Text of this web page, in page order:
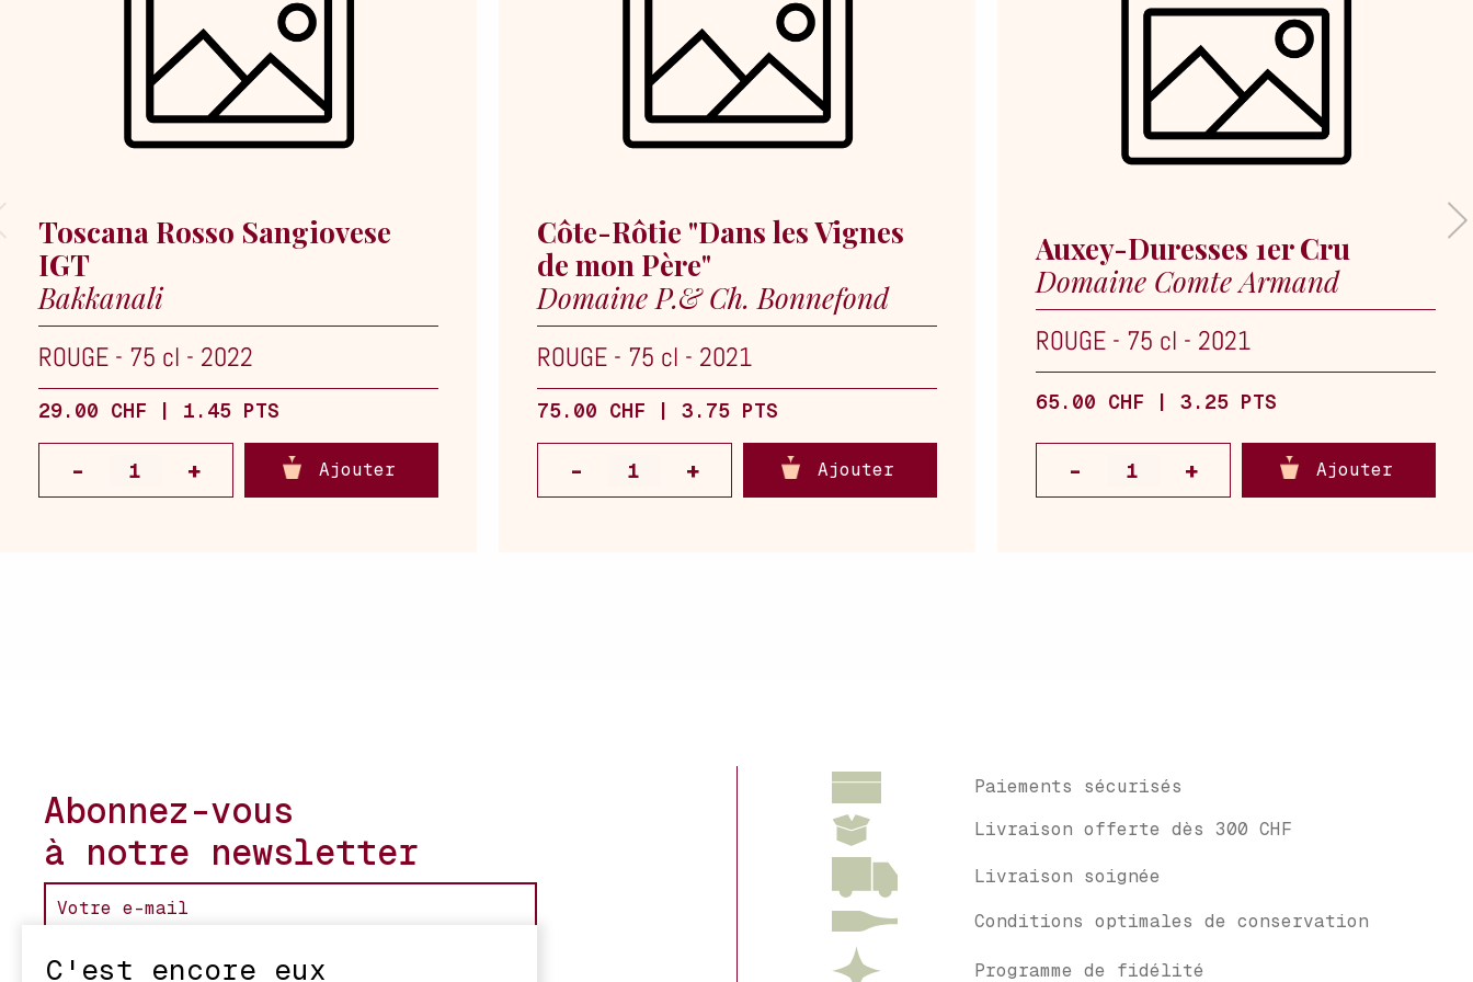
Toscana Rosso Sangiovese
IGT
Bakkanali
ROUGE - 75 cl - 2022
29.00 CHF | 1.45 PTS
Ajouter
Côte-Rôtie "Dans les Vignes
de mon Père"
Domaine P.& Ch. Bonnefond
ROUGE - 75 cl - 2021
75.00 CHF | 3.75 PTS
Ajouter
Auxey-Duresses 1er Cru
Domaine Comte Armand
ROUGE - 75 cl - 2021
65.00 CHF | 3.25 PTS
Ajouter
Abonnez-vous
à notre newsletter
Paiements sécurisés
Livraison offerte dès 300 CHF
Livraison soignée
Conditions optimales de conservation
Programme de fidélité
C'est encore eux